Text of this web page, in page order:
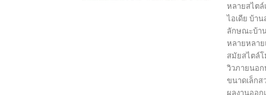
หลายสไตล์
ไอเดีย บ้า
ลักษณะบ้า
หลายหลา
สมัยสไตล์
วิวภายนอก
ขนาดเล็กส
ผลงานออก